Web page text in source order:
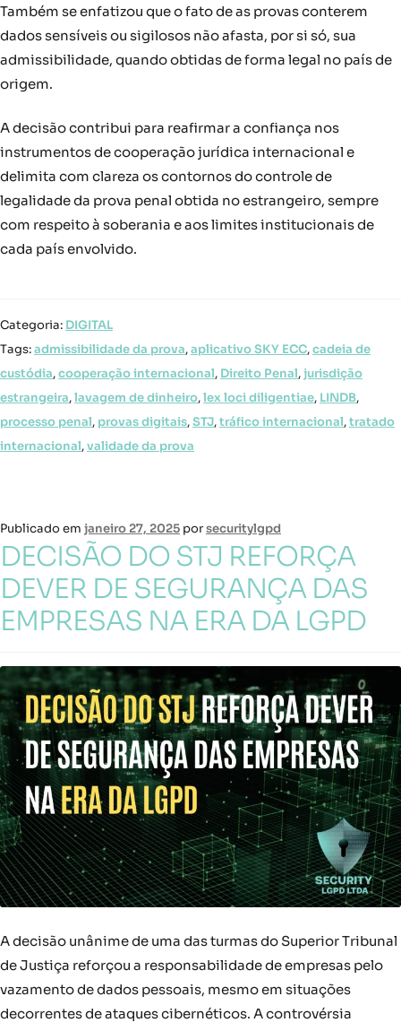
Também se enfatizou que o fato de as provas conterem
dados sensíveis ou sigilosos não afasta, por si só, sua
admissibilidade, quando obtidas de forma legal no país de
origem.
A decisão contribui para reafirmar a confiança nos
instrumentos de cooperação jurídica internacional e
delimita com clareza os contornos do controle de
legalidade da prova penal obtida no estrangeiro, sempre
com respeito à soberania e aos limites institucionais de
cada país envolvido.
Categoria: DIGITAL
Tags:admissibilidade da prova,aplicativo SKY ECC,cadeia de
custódia,cooperação internacional, Direito Penal,jurisdição
estrangeira,lavagem de dinheiro,lex loci diligentiae, LINDB,
processo penal, provas digitais,STJ,tráfico internacional,tratado
internacional,validade da prova
Publicado em janeiro 27, 2025 porsecuritylgpd
DECISÃO DO STJ REFORÇA
DEVER DE SEGURANÇA DAS
EMPRESAS NA ERA DA LGPD
A decisão unânime de uma das turmas do Superior Tribunal
de Justiça reforçou a responsabilidade de empresas pelo
vazamento de dados pessoais, mesmo em situações
decorrentes de ataques cibernéticos. A controvérsia